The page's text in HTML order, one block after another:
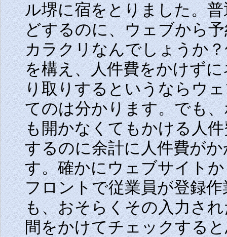
ル堺に宿をとりました。
どするのに、ウェブから
カラクリなんでしょうか
を構え、人件費をかけず
り取りするというならウ
てのは分かります。でも
も開かなくてもかける人
するのに余計に人件費が
す。確かにウェブサイト
フロントで従業員が登録
も、おそらくその入力さ
間をかけてチェックする